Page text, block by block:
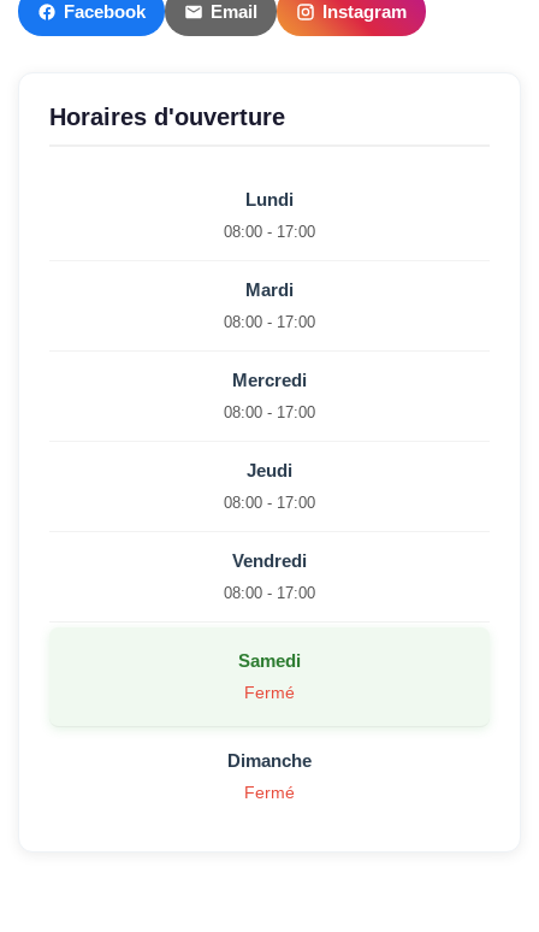
Facebook Email Instagram
Horaires d'ouverture
Lundi
08:00 - 17:00
Mardi
08:00 - 17:00
Mercredi
08:00 - 17:00
Jeudi
08:00 - 17:00
Vendredi
08:00 - 17:00
Samedi
Fermé
Dimanche
Fermé